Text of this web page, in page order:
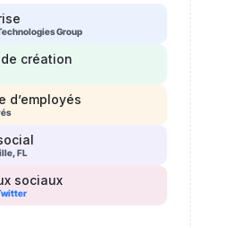
Group
création
d’employés
FL
sociaux